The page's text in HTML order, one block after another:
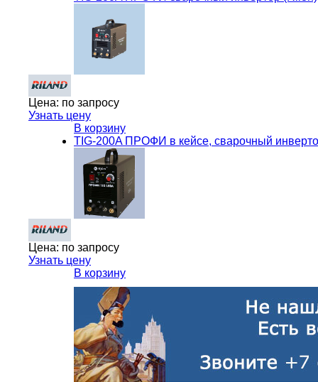
Цена: по запросу
Узнать цену
В корзину
TIG-200A ПРОФИ в кейсе, сварочный
Цена: по запросу
Узнать цену
В корзину